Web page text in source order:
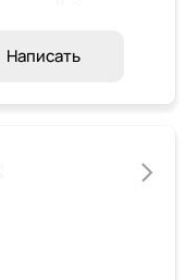
Написать